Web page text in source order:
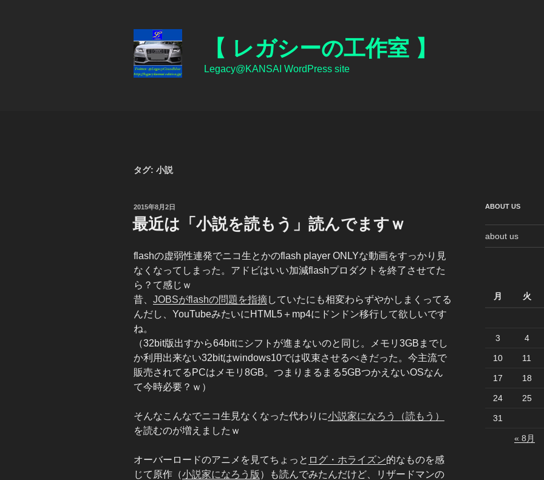
【 レガシーの工作室 】
Legacy@KANSAI WordPress site
タグ: 小説
投
稿
日:
2015年8月2日
最近は「小説を読もう」読んでますｗ
flashの虚弱性連発でニコ生とかのflash player ONLYな動画をすっかり見
なくなってしまった。アドビはいい加減flashプロダクトを終了させてた
ら？て感じｗ
昔、 JOBSがflashの問題を指摘していたにも相変わらずやかしまくってる
んだし、YouTubeみたいにHTML5＋mp4にドンドン移行して欲しいです
ね。
（32bit版出すから64bitにシフトが進まないのと同じ。メモリ3GBまでし
か利用出来ない32bitはwindows10では収束させるべきだった。今主流で
販売されてるPCはメモリ8GB。つまりまるまる5GBつかえないOSなん
て今時必要？ｗ）
そんなこんなでニコ生見なくなった代わりに小説家になろう（読もう）
を読むのが増えましたｗ
オーバーロードのアニメを見てちょっと ログ・ホライズン的なものを感
じて原作（小説家になろう版 ）も読んでみたんだけど、リザードマンの
ABOUT US
about us
月 火
3 4
10 11
17 18
24 25
31
« 8月